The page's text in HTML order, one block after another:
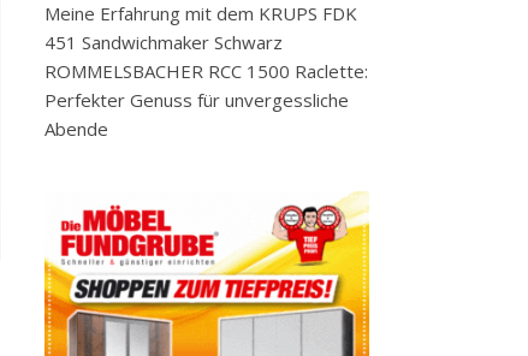
Meine Erfahrung mit dem KRUPS FDK
451 Sandwichmaker Schwarz
ROMMELSBACHER RCC 1500 Raclette:
Perfekter Genuss für unvergessliche
Abende